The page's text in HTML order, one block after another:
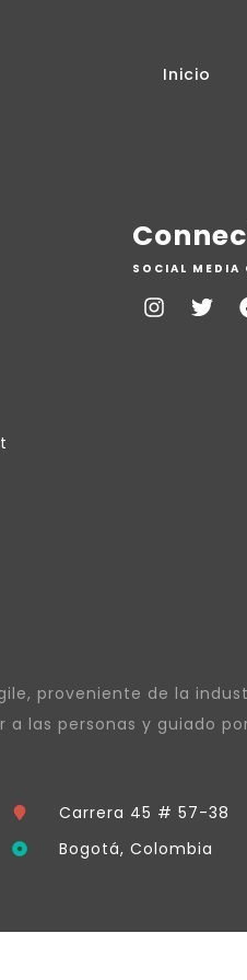
Inicio
SOCIAL MEDIA
proveniente de la
las personas y guiado
Carrera 45 # 57-38
Bogotá, Colombia